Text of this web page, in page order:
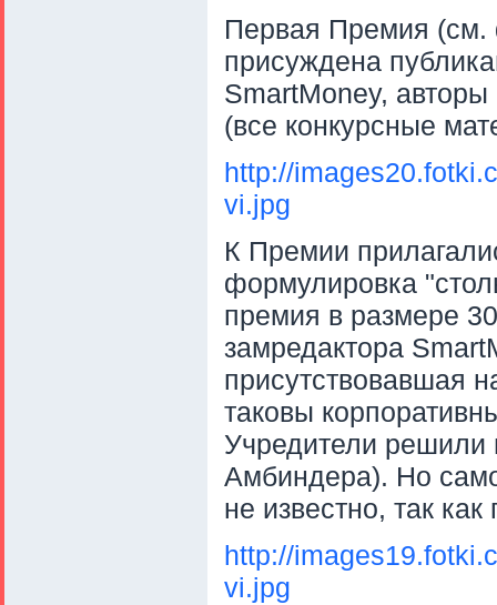
Первая Премия (см.
присуждена
SmartMoney,
(все конкурсные
http://
vi.jpg
К Премии
формулировка
премия в размере
замредактора
присутствовавшая
таковы
Учредители
Амбиндера). Но
не известно, так
http://
vi.jpg